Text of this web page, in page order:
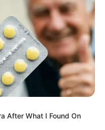
técnicas e dicas de
After What I Found On